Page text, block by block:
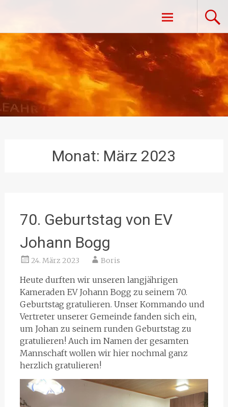
springen
Freiwillige Feuerwehr Vestenpoppen-
Wohlfahrts
Monat: März 2023
70. Geburtstag von EV
Johann Bogg
24. März 2023 Boris
Heute durften wir unseren langjährigen
Kameraden EV Johann Bogg zu seinem 70.
Geburtstag gratulieren. Unser Kommando und
Vertreter unserer Gemeinde fanden sich ein,
um Johan zu seinem runden Geburtstag zu
gratulieren! Auch im Namen der gesamten
Mannschaft wollen wir hier nochmal ganz
herzlich gratulieren!